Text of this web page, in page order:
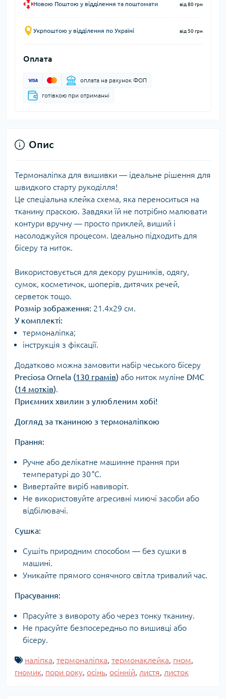
Новою Поштою у відділення та поштомати від 80 грн
Укрпоштою у відділення по Україні від 50 грн
Оплата
оплата на рахунок ФОП
готівкою при отриманні
Опис
Термоналіпка для вишивки — ідеальне рішення для
швидкого старту рукоділля!
Це спеціальна клейка схема, яка переноситься на
тканину праскою. Завдяки їй не потрібно малювати
контури вручну — просто приклей, виший і
насолоджуйся процесом. Ідеально підходить для
бісеру та ниток.
Використовується для декору рушників, одягу,
сумок, косметичок, шоперів, дитячих речей,
серветок тощо.
Розмір зображення: 21.4х29 см.
У комплекті:
термоналіпка;
інструкція з фіксації.
Додатково можна замовити набір чеського бісеру
Preciosa Ornela (130 грамів) або ниток муліне DMC
(14 мотків).
Приємних хвилин з улюбленим хобі!
Догляд за тканиною з термоналіпкою
Прання:
Ручне або делікатне машинне прання при
температурі до 30 °C.
Вивертайте виріб навиворіт.
Не використовуйте агресивні миючі засоби або
відбілювачі.
Сушка:
Сушіть природним способом — без сушки в
машині.
Уникайте прямого сонячного світла тривалий час.
Прасування:
Прасуйте з вивороту або через тонку тканину.
Не прасуйте безпосередньо по вишивці або
бісеру.
наліпка, термоналіпка, термонаклейка, гном,
гномик, пори року, осінь, осінній, листя, листок